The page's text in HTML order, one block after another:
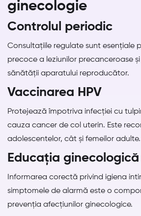
ginecologie
Controlul periodic
Consultațiile regulate sunt esențiale
precoce a leziunilor precanceroase
sănătății aparatului reproducător.
Vaccinarea HPV
Protejează împotriva infecției cu
cauza cancer de col uterin. Este
adolescentelor, cât și femeilor adulte.
Educația ginecologică
Informarea corectă privind igiena
simptomele de alarmă este o
prevenția afecțiunilor ginecologice.